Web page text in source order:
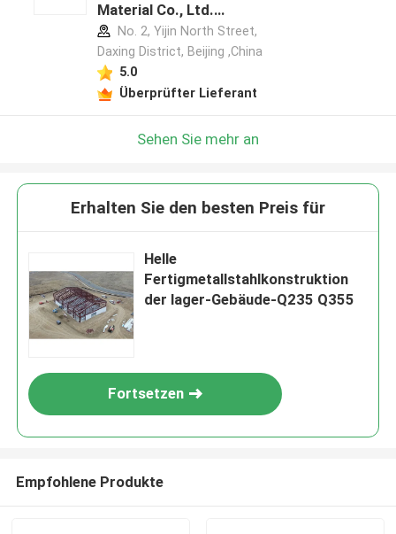
Material Co., Ltd.
Herstellerprofil
No. 2, Yijin North Street,
Daxing District, Beijing ,China
5.0
Überprüfter Lieferant
Sehen Sie mehr an
Erhalten Sie den besten Preis für
Helle
Fertigmetallstahlkonstruktion
der lager-Gebäude-Q235 Q355
Fortsetzen
Empfohlene Produkte